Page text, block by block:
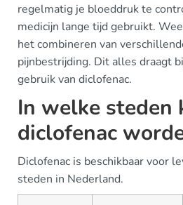
regelmatig je bloeddruk te
medicijn lange tijd gebruikt.
het combineren van
pijnbestrijding. Dit alles draagt
gebruik van diclofenac.
In welke steden
diclofenac
Diclofenac is beschikbaar voor
steden in Nederland.